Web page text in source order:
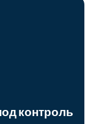
контроль